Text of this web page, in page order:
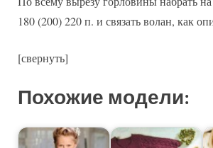
180 (200) 220 п. и связать волан, как
[свернуть]
Похожие модели: